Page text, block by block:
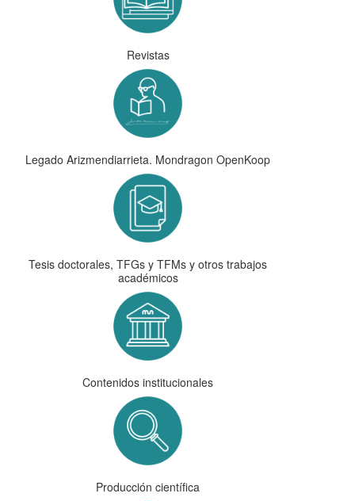
Revistas
Legado Arizmendiarrieta. Mondragon OpenKoop
Tesis doctorales, TFGs y TFMs y otros trabajos
académicos
Contenidos institucionales
Producción científica